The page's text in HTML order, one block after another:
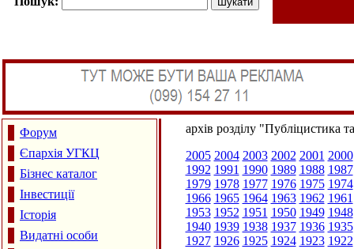
Форум
Єпархія УГКЦ
Бізнес каталог
Інвестиції
Історія
Видатні особи
архів розділу "Публіцистика
2005 2004 2003 2002 2001 2000
1992 1991 1990 1989 1988 1987
1979 1978 1977 1976 1975 1974
1966 1965 1964 1963 1962 1961
1953 1952 1951 1950 1949 1948
1940 1939 1938 1937 1936 1935
1927 1926 1925 1924 1923 1922